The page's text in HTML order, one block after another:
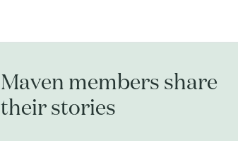
Maven members share
their stories